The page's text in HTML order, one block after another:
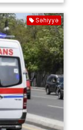
Səhiyyə